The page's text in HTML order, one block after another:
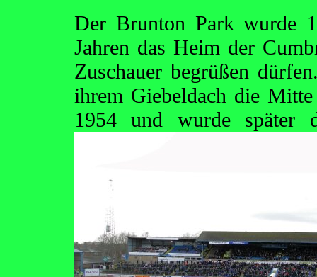
Der Brunton Park wurde
Jahren das Heim der
Zuschauer begrüßen
ihrem Giebeldach die
1954 und wurde später